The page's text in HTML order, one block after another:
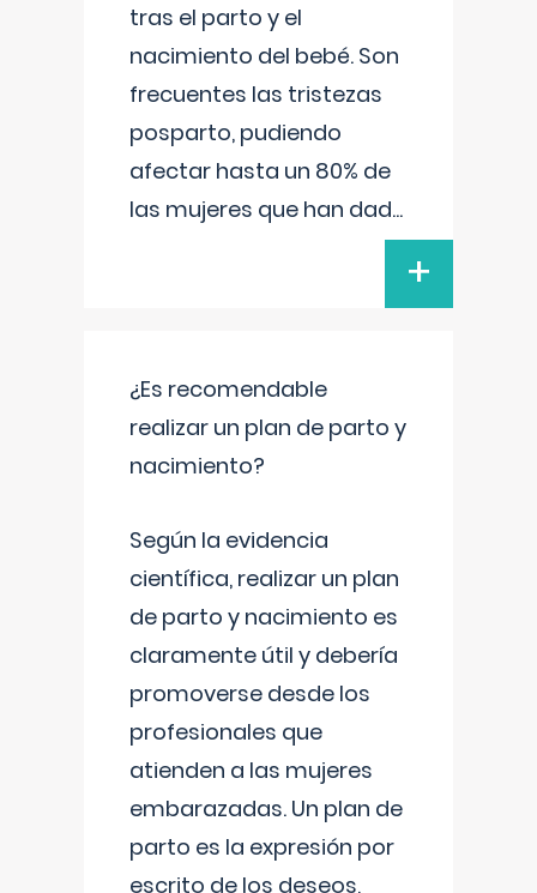
tras el parto y el
nacimiento del bebé. Son
frecuentes las tristezas
posparto, pudiendo
afectar hasta un 80% de
las mujeres que han dad...
+
¿Es recomendable
realizar un plan de parto y
nacimiento?
Según la evidencia
científica, realizar un plan
de parto y nacimiento es
claramente útil y debería
promoverse desde los
profesionales que
atienden a las mujeres
embarazadas. Un plan de
parto es la expresión por
escrito de los deseos,